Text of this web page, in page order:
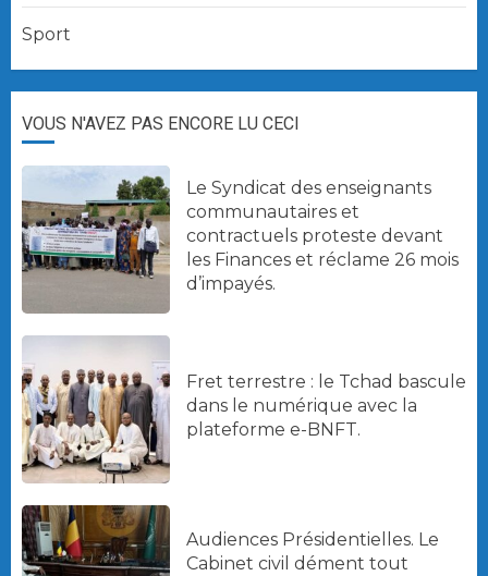
Sport
VOUS N'AVEZ PAS ENCORE LU CECI
Le Syndicat des enseignants
communautaires et
contractuels proteste devant
les Finances et réclame 26 mois
d’impayés.
Fret terrestre : le Tchad bascule
dans le numérique avec la
plateforme e-BNFT.
Audiences Présidentielles. Le
Cabinet civil dément tout